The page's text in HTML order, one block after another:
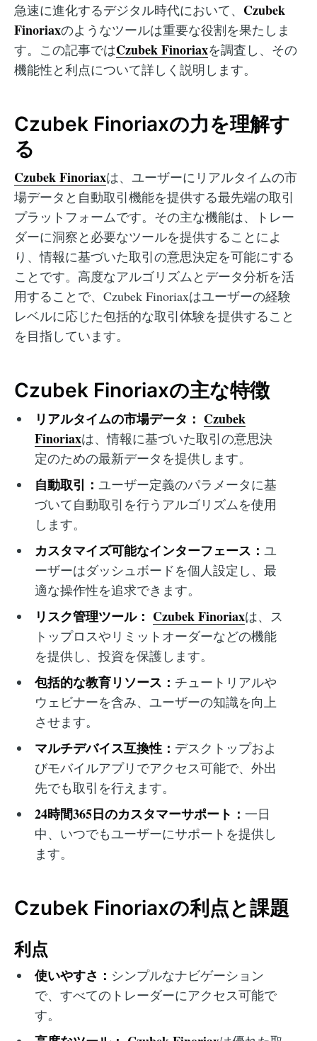
急速に進化するデジタル時代において、 Czubek
Finoriaxのようなツールは重要な役割を果たしま
す。この記事ではCzubek Finoriaxを調査し、その
機能性と利点について詳しく説明します。
Czubek Finoriaxの力を理解す
る
Czubek Finoriaxは、ユーザーにリアルタイムの市
場データと自動取引機能を提供する最先端の取引
プラットフォームです。その主な機能は、トレー
ダーに洞察と必要なツールを提供することによ
り、情報に基づいた取引の意思決定を可能にする
ことです。高度なアルゴリズムとデータ分析を活
用することで、Czubek Finoriaxはユーザーの経験
レベルに応じた包括的な取引体験を提供すること
を目指しています。
Czubek Finoriaxの主な特徴
リアルタイムの市場データ： Czubek
Finoriaxは、情報に基づいた取引の意思決
定のための最新データを提供します。
自動取引： ユーザー定義のパラメータに基
づいて自動取引を行うアルゴリズムを使用
します。
カスタマイズ可能なインターフェース： ユ
ーザーはダッシュボードを個人設定し、最
適な操作性を追求できます。
リスク管理ツール： Czubek Finoriaxは、ス
トップロスやリミットオーダーなどの機能
を提供し、投資を保護します。
包括的な教育リソース： チュートリアルや
ウェビナーを含み、ユーザーの知識を向上
させます。
マルチデバイス互換性： デスクトップおよ
びモバイルアプリでアクセス可能で、外出
先でも取引を行えます。
24時間365日のカスタマーサポート： 一日
中、いつでもユーザーにサポートを提供し
ます。
Czubek Finoriaxの利点と課題
利点
使いやすさ： シンプルなナビゲーション
で、すべてのトレーダーにアクセス可能で
す。